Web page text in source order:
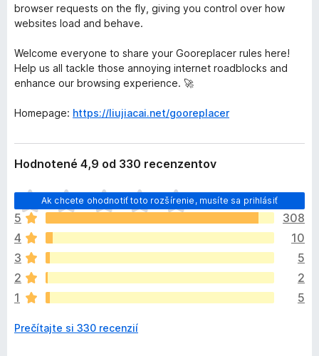
browser requests on the fly, giving you control over how
websites load and behave.
Welcome everyone to share your Gooreplacer rules here!
Help us all tackle those annoying internet roadblocks and
enhance our browsing experience. 🚀
Homepage: https://liujiacai.net/gooreplacer
Hodnotené 4,9 od 330 recenzentov
Ak chcete ohodnotiť toto rozšírenie, musíte sa prihlásiť
D
o
p
l
n
o
k
z
t
5
308
4
10
3
5
2
2
1
5
Prečítajte si 330 recenzií